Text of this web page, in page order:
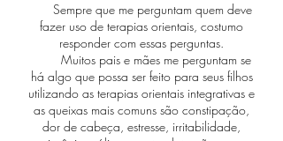
Sempre que me perguntam quem deve
fazer uso de terapias orientais, costumo
responder com essas perguntas.
Muitos pais e mães me perguntam se
há algo que possa ser feito para seus filhos
utilizando as terapias orientais integrativas e
as queixas mais comuns são constipação,
dor de cabeça, estresse, irritabilidade,